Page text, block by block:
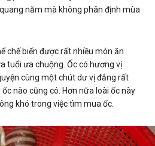
năm mà không phân định mùa
chế biến được rất nhiều món ăn
tuổi ưa chuộng. Ốc có hương vị
cùng một chút dư vị đắng rất
nào cũng có. Hơn nữa loài ốc này
khó trong việc tìm mua ốc.